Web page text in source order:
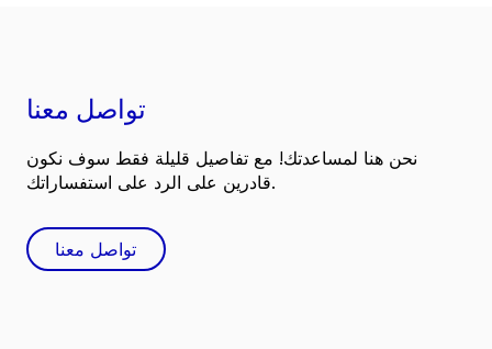
تواصل معنا
نحن هنا لمساعدتك! مع تفاصيل قليلة فقط سوف نكون
قادرين على الرد على استفساراتك.
تواصل معنا